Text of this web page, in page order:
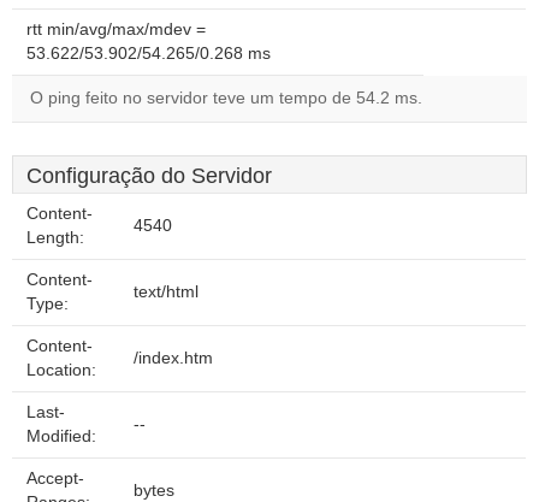
rtt min/avg/max/mdev =
53.622/53.902/54.265/0.268 ms
O ping feito no servidor teve um tempo de 54.2 ms.
Configuração do Servidor
Content-
Length:
4540
Content-
Type:
text/html
Content-
Location:
/index.htm
Last-
Modified:
--
Accept-
bytes